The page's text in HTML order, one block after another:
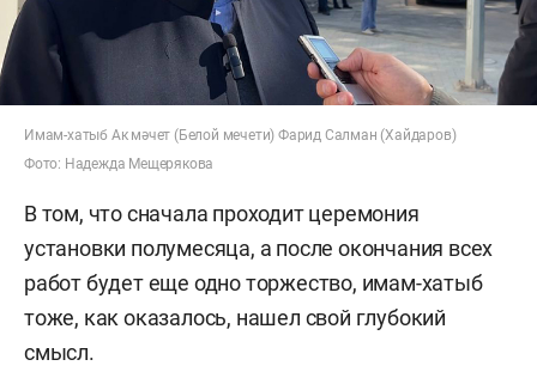
Имам-хатыб Ак мәчет (Белой мечети) Фарид Салман (Хайдаров)
Фото: Надежда Мещерякова
В том, что сначала проходит церемония
установки полумесяца, а после окончания всех
работ будет еще одно торжество, имам-хатыб
тоже, как оказалось, нашел свой глубокий
смысл.